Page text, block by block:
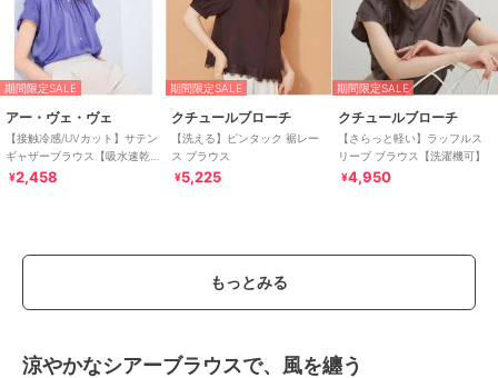
期間限定SALE
アー・ヴェ・ヴェ
【接触冷感/UVカット】サテン
ギャザーブラウス【吸水速乾/
イージーケア】
¥2,458
期間限定SALE
クチュールブローチ
【洗える】ピンタック 裾レー
ス ブラウス
¥5,225
期間限定SALE
クチュールブローチ
【さらっと軽い】ラッフルス
リーブ ブラウス【洗濯機可】
¥4,950
もっとみる
涼やかなシアーブラウスで、風を纏う